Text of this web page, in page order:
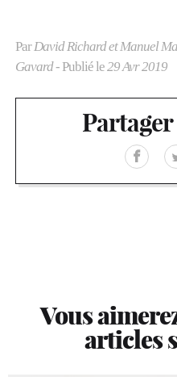
ParDavid Richard et Manuel
Gavard- Publié le29 Avr 2019
Vous
articles